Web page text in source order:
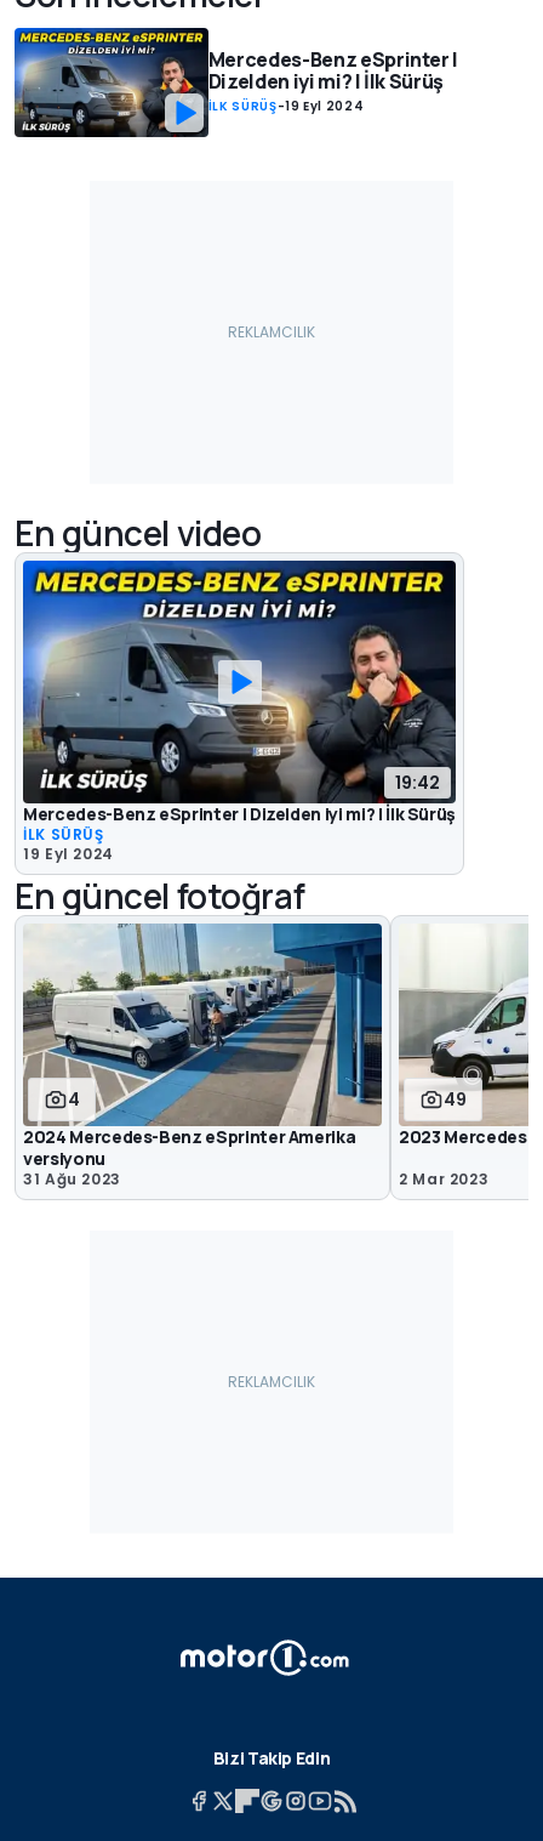
Mercedes-Benz eSprinter |
Dizelden iyi mi? | İlk Sürüş
İLK SÜRÜŞ-19 Eyl 2024
En güncel video
19:42
Mercedes-Benz eSprinter | Dizelden iyi mi? | İlk Sürüş
İLK SÜRÜŞ
19 Eyl 2024
En güncel fotoğraf
4
2024 Mercedes-Benz eSprinter Amerika
versiyonu
31 Ağu 2023
49
2023 Mercedes
2 Mar 2023
Bizi Takip Edin